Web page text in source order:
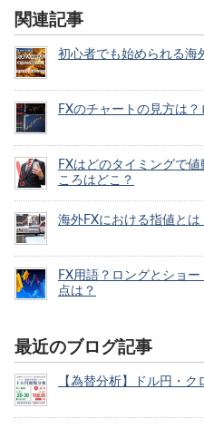
関連記事
初心者でも始められる海
FXのチャートの見方は
FXはどのタイミングで
ころはどこ？
海外FXにおける指値と
FX用語？ロングとショ
点は？
最近のブログ記事
【為替分析】ドル円・ク